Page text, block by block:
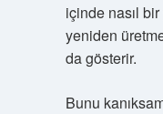
içinde nasıl
yeniden
da gösterir.
Bunu